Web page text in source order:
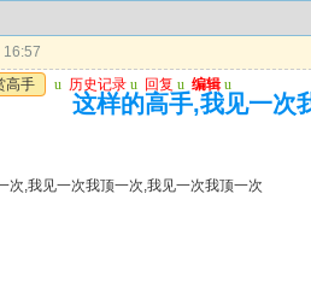
16:57
高手 u 历史记录 u 回复 u 编辑 u
这样的高手,我见一次
次,我见一次我顶一次,我见一次我顶一次